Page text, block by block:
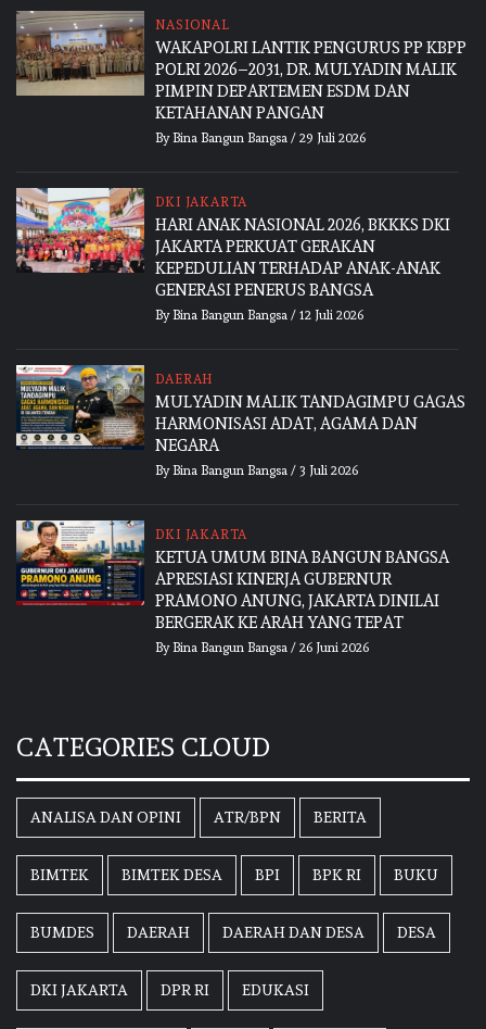
NASIONAL
WAKAPOLRI LANTIK PENGURUS PP KBPP
POLRI 2026–2031, DR. MULYADIN MALIK
PIMPIN DEPARTEMEN ESDM DAN
KETAHANAN PANGAN
By Bina Bangun Bangsa/ 29 Juli 2026
DKI JAKARTA
HARI ANAK NASIONAL 2026, BKKKS DKI
JAKARTA PERKUAT GERAKAN
KEPEDULIAN TERHADAP ANAK-ANAK
GENERASI PENERUS BANGSA
By Bina Bangun Bangsa/ 12 Juli 2026
DAERAH
MULYADIN MALIK TANDAGIMPU GAGAS
HARMONISASI ADAT, AGAMA DAN
NEGARA
By Bina Bangun Bangsa/ 3 Juli 2026
DKI JAKARTA
KETUA UMUM BINA BANGUN BANGSA
APRESIASI KINERJA GUBERNUR
PRAMONO ANUNG, JAKARTA DINILAI
BERGERAK KE ARAH YANG TEPAT
By Bina Bangun Bangsa/ 26 Juni 2026
CATEGORIES CLOUD
ANALISA DAN OPINI ATR/BPN BERITA
BIMTEK BIMTEK DESA BPI BPK RI BUKU
BUMDES DAERAH DAERAH DAN DESA DESA
DKI JAKARTA DPR RI EDUKASI